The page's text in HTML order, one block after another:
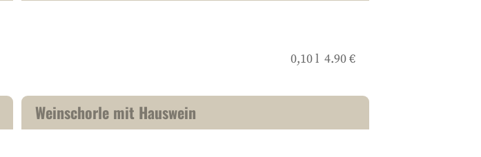
0,10 l 4.90 €
Weinschorle mit Hauswein